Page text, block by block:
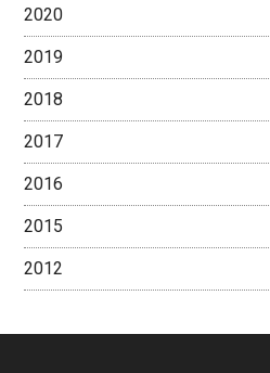
2020
2019
2018
2017
2016
2015
2012